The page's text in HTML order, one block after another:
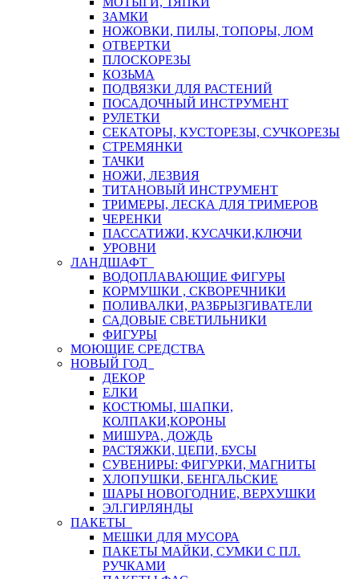
ЗАМКИ
НОЖОВКИ, ПИЛЫ, ТОПОРЫ, ЛОМ
ОТВЕРТКИ
ПЛОСКОРЕЗЫ
КОЗЬМА
ПОДВЯЗКИ ДЛЯ РАСТЕНИЙ
ПОСАДОЧНЫЙ ИНСТРУМЕНТ
РУЛЕТКИ
СЕКАТОРЫ, КУСТОРЕЗЫ, СУЧКОРЕЗЫ
СТРЕМЯНКИ
ТАЧКИ
НОЖИ, ЛЕЗВИЯ
ТИТАНОВЫЙ ИНСТРУМЕНТ
ТРИМЕРЫ, ЛЕСКА ДЛЯ ТРИМЕРОВ
ЧЕРЕНКИ
ПАССАТИЖИ, КУСАЧКИ,КЛЮЧИ
УРОВНИ
ЛАНДШАФТ
ВОДОПЛАВАЮЩИЕ ФИГУРЫ
КОРМУШКИ , СКВОРЕЧНИКИ
ПОЛИВАЛКИ, РАЗБРЫЗГИВАТЕЛИ
САДОВЫЕ СВЕТИЛЬНИКИ
ФИГУРЫ
МОЮЩИЕ СРЕДСТВА
НОВЫЙ ГОД
ДЕКОР
ЕЛКИ
КОСТЮМЫ, ШАПКИ,
КОЛПАКИ,КОРОНЫ
МИШУРА, ДОЖДЬ
РАСТЯЖКИ, ЦЕПИ, БУСЫ
СУВЕНИРЫ: ФИГУРКИ, МАГНИТЫ
ХЛОПУШКИ, БЕНГАЛЬСКИЕ
ШАРЫ НОВОГОДНИЕ, ВЕРХУШКИ
ЭЛ.ГИРЛЯНДЫ
ПАКЕТЫ
МЕШКИ ДЛЯ МУСОРА
ПАКЕТЫ МАЙКИ, СУМКИ С ПЛ.
РУЧКАМИ